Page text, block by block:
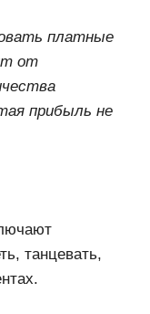
платные
от
прибыль не
танцевать,